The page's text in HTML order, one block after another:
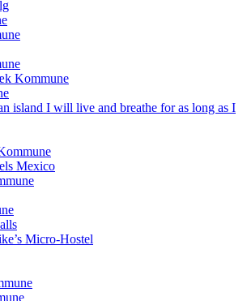
Kommune
island I will live and breathe for as long as I
Mexico
Micro-Hostel